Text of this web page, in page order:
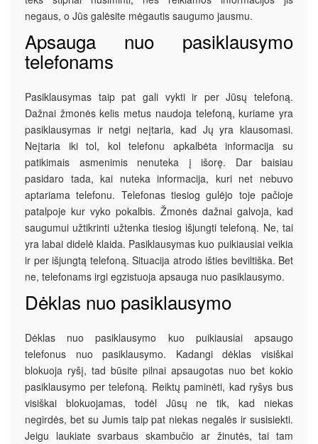
negaus, o Jūs galėsite mėgautis saugumo jausmu.
Apsauga nuo pasiklausymo
telefonams
Pasiklausymas taip pat gali vykti ir per Jūsų telefoną.
Dažnai žmonės kelis metus naudoja telefoną, kuriame yra
pasiklausymas ir netgi neįtaria, kad Jų yra klausomasi.
Neįtaria iki tol, kol telefonu apkalbėta informacija su
patikimais asmenimis nenuteka į išorę. Dar baisiau
pasidaro tada, kai nuteka informacija, kuri net nebuvo
aptariama telefonu. Telefonas tiesiog gulėjo toje pačioje
patalpoje kur vyko pokalbis. Žmonės dažnai galvoja, kad
saugumui užtikrinti užtenka tiesiog išjungti telefoną. Ne, tai
yra labai didelė klaida. Pasiklausymas kuo puikiausiai veikia
ir per išjungtą telefoną. Situacija atrodo išties beviltiška. Bet
ne, telefonams irgi egzistuoja apsauga nuo pasiklausymo.
Dėklas nuo pasiklausymo
Dėklas nuo pasiklausymo kuo puikiausiai apsaugo
telefonus nuo pasiklausymo. Kadangi dėklas visiškai
blokuoja ryšį, tad būsite pilnai apsaugotas nuo bet kokio
pasiklausymo per telefoną. Reiktų paminėti, kad ryšys bus
visiškai blokuojamas, todėl Jūsų ne tik, kad niekas
negirdės, bet su Jumis taip pat niekas negalės ir susisiekti.
Jeigu laukiate svarbaus skambučio ar žinutės, tai tam